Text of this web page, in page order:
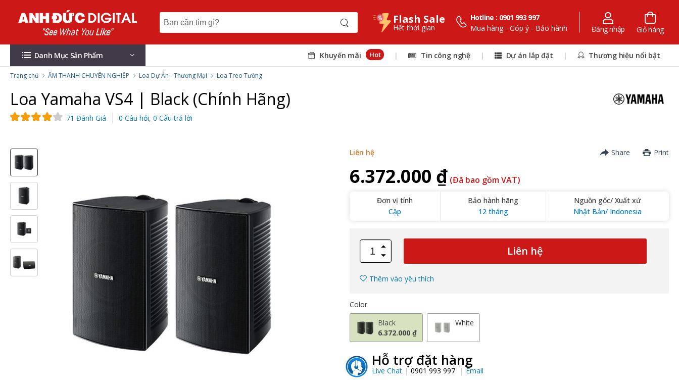
Flash Sale
Hết thời gian
Hotline : 0901 993 997
Mua hàng - Góp ý - Bảo hành
Đăng nhập Giỏ hàng
Danh Mục Sản Phẩm Khuyến mãi Hot | Tin công nghệ | Dự án lắp đặt | Thương hiệu nổi bật
Trang chủ ÂM THANH CHUYÊN NGHIỆP Loa Dự Án - Thương Mại Loa Treo Tường
Loa Yamaha VS4 | Black (Chính Hãng)
71 Đánh Giá 0 Câu hỏi, 0 Câu trả lời
Liên hệ Share Print
6.372.000 ₫ (Đã bao gồm VAT)
Đơn vị tính
Cặp
Bảo hành hãng
12 tháng
Nguồn gốc/ Xuất xứ
Nhật Bản/ Indonesia
Liên hệ
Thêm vào yêu thích
Color
Black
6.372.000 ₫
White
Hỗ trợ đặt hàng
Live Chat 0901 993 997 Email